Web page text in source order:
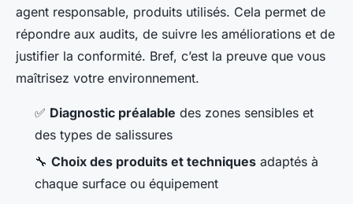
agent responsable, produits utilisés. Cela permet de
répondre aux audits, de suivre les améliorations et de
justifier la conformité. Bref, c’est la preuve que vous
maîtrisez votre environnement.
✅ Diagnostic préalable des zones sensibles et
des types de salissures
🔧 Choix des produits et techniques adaptés à
chaque surface ou équipement